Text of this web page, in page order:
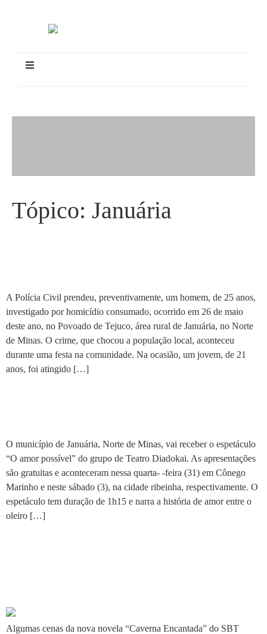
Tópico: Januária
A Polícia Civil prendeu, preventivamente, um homem, de 25 anos,
investigado por homicídio consumado, ocorrido em 26 de maio
deste ano, no Povoado de Tejuco, área rural de Januária, no Norte
de Minas. O crime, que chocou a população local, aconteceu
durante uma festa na comunidade. Na ocasião, um jovem, de 21
anos, foi atingido […]
O município de Januária, Norte de Minas, vai receber o espetáculo
“O amor possível” do grupo de Teatro Diadokai. As apresentações
são gratuitas e aconteceram nessa quarta- -feira (31) em Cônego
Marinho e neste sábado (3), na cidade ribeinha, respectivamente. O
espetáculo tem duração de 1h15 e narra a história de amor entre o
oleiro […]
Algumas cenas da nova novela “Caverna Encantada” do SBT